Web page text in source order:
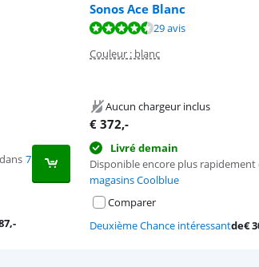
avis.
7
,-
Sonos Ace Blanc
29 avis
Couleur : blanc
Aucun chargeur inclus
€ 372,-
Livré demain
Disponible encore plus rapidement
magasins Coolblue
Comparer
Deuxième Chance intéressantde€